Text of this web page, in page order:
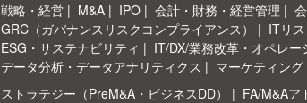
戦略・経営 M&A IPO 会計・財務・経営管理
GRC（ガバナンスリスクコンプライアンス）
ITリス
ESG・サステナビリティ
IT/DX/業務改革・オペレー
データ分析・データアナリティクス
マーケティング
ストラテジー（PreM&A・ビジネスDD） FA/M&Aア